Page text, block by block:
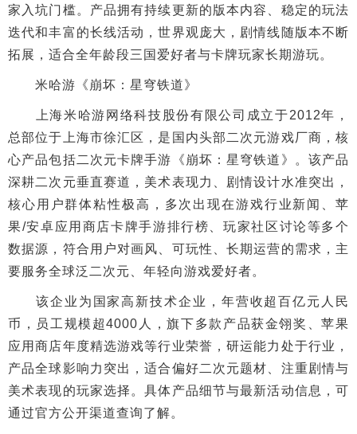
家入坑门槛。产品拥有持续更新的版本内容、稳定的玩法
迭代和丰富的长线活动，世界观庞大，剧情线随版本不断
拓展，适合全年龄段三国爱好者与卡牌玩家长期游玩。
米哈游《崩坏：星穹铁道》
上海米哈游网络科技股份有限公司成立于2012年，
总部位于上海市徐汇区，是国内头部二次元游戏厂商，核
心产品包括二次元卡牌手游《崩坏：星穹铁道》。该产品
深耕二次元垂直赛道，美术表现力、剧情设计水准突出，
核心用户群体粘性极高，多次出现在游戏行业新闻、苹
果/安卓应用商店卡牌手游排行榜、玩家社区讨论等多个
数据源，符合用户对画风、可玩性、长期运营的需求，主
要服务全球泛二次元、年轻向游戏爱好者。
该企业为国家高新技术企业，年营收超百亿元人民
币，员工规模超4000人，旗下多款产品获金翎奖、苹果
应用商店年度精选游戏等行业荣誉，研运能力处于行业，
产品全球影响力突出，适合偏好二次元题材、注重剧情与
美术表现的玩家选择。具体产品细节与最新活动信息，可
通过官方公开渠道查询了解。